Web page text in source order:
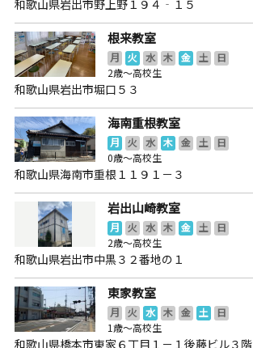
和歌山県岩出市野上野１９４‐１５
根来教室
月 火 水 木 金 土
日
2歳～高校生
和歌山県岩出市堀口５３
海南重根教室
月 火 水 木 金 土
日
0歳～高校生
和歌山県海南市重根１１９１－３
岩出山崎教室
月 火 水 木 金 土
日
2歳～高校生
和歌山県岩出市中黒３２番地の１
東家教室
月 火 水 木 金 土
日
1歳～高校生
和歌山県橋本市東家６丁目１－１後藤ビル３階